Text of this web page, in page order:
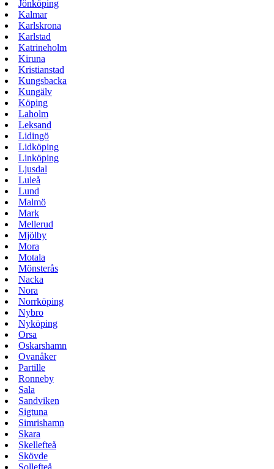
Jönköping
Kalmar
Karlskrona
Karlstad
Katrineholm
Kiruna
Kristianstad
Kungsbacka
Kungälv
Köping
Laholm
Leksand
Lidingö
Lidköping
Linköping
Ljusdal
Luleå
Lund
Malmö
Mark
Mellerud
Mjölby
Mora
Motala
Mönsterås
Nacka
Nora
Norrköping
Nybro
Nyköping
Orsa
Oskarshamn
Ovanåker
Partille
Ronneby
Sala
Sandviken
Sigtuna
Simrishamn
Skara
Skellefteå
Skövde
Sollefteå